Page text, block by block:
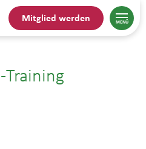
Mitglied werden
Training